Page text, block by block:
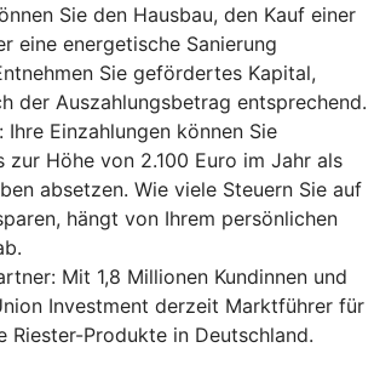
Sie den Hausbau, den Kauf einer
eine energetische Sanierung
Sie gefördertes Kapital,
der Auszahlungsbetrag entsprechend.
Einzahlungen können Sie
zur Höhe von 2.100 Euro im Jahr als
absetzen. Wie viele Steuern Sie auf
hängt von Ihrem persönlichen
Mit 1,8 Millionen Kundinnen und
Investment derzeit Marktführer für
Riester-Produkte in Deutschland.